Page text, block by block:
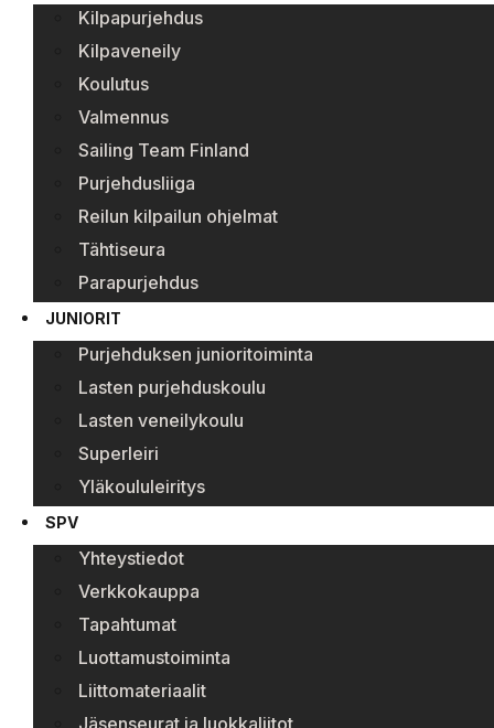
Kilpapurjehdus
Kilpaveneily
Koulutus
Valmennus
Sailing Team Finland
Purjehdusliiga
Reilun kilpailun ohjelmat
Tähtiseura
Parapurjehdus
JUNIORIT
Purjehduksen junioritoiminta
Lasten purjehduskoulu
Lasten veneilykoulu
Superleiri
Yläkoululeiritys
SPV
Yhteystiedot
Verkkokauppa
Tapahtumat
Luottamustoiminta
Liittomateriaalit
Jäsenseurat ja luokkaliitot